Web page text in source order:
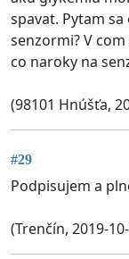
spavat. Pytam
senzormi? V
co naroky na
(98101 Hnúšťa,
#29
Podpisujem a
(Trenčín, 2019-